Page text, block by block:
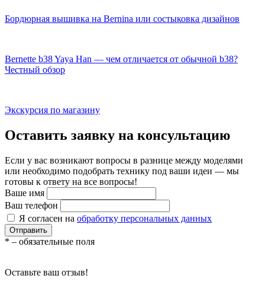
Бордюрная вышивка на Bernina или состыковка дизайнов
Bernette b38 Yaya Han — чем отличается от обычной b38?
Честный обзор
Экскурсия по магазину
Оставить заявку на консультацию
Если у вас возникают вопросы в разнице между моделями
или необходимо подобрать технику под ваши идеи — мы
готовы к ответу на все вопросы!
Ваше имя
Ваш телефон
Я согласен на обработку персональных данных
Отправить
* – обязательные поля
Оставьте ваш отзыв!